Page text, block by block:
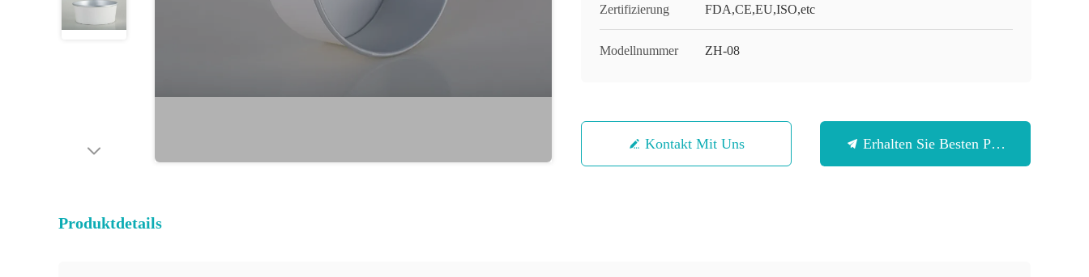
Zertifizierung FDA,CE,EU,ISO,etc
Modellnummer ZH-08
Kontakt Mit Uns Erhalten Sie Besten Preis
Produktdetails